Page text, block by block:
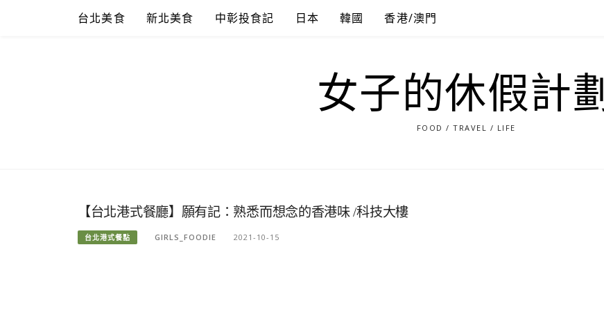
台北美食 新北美食 中彰投食記 日本 韓國 香港/澳門
女子的休假計劃
FOOD / TRAVEL / LIFE
【台北港式餐廳】願有記：熟悉而想念的香港味 /科技大樓
台北港式餐點 GIRLS_FOODIE 2021-10-15